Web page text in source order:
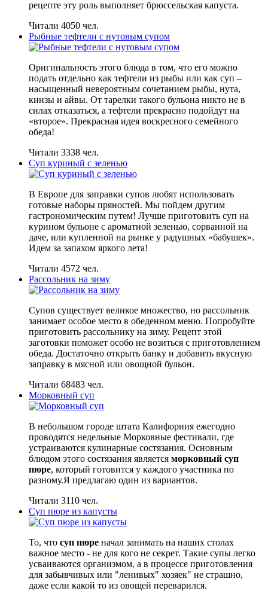
рецепте эту роль выполняет брюссельская капуста.
Читали 4050 чел.
Рыбные тефтели с нутовым супом
Оригинальность этого блюда в том, что его можно
подать отдельно как тефтели из рыбы или как суп –
насыщенный невероятным сочетанием рыбы, нута,
кинзы и айвы. От тарелки такого бульона никто не в
силах отказаться, а тефтели прекрасно подойдут на
«второе». Прекрасная идея воскресного семейного
обеда!
Читали 3338 чел.
Суп куриный с зеленью
В Европе для заправки супов любят использовать
готовые наборы пряностей. Мы пойдем другим
гастрономическим путем! Лучше приготовить суп на
курином бульоне с ароматной зеленью, сорванной на
даче, или купленной на рынке у радушных «бабушек».
Идем за запахом яркого лета!
Читали 4572 чел.
Рассольник на зиму
Супов существует великое множество, но рассольник
занимает особое место в обеденном меню. Попробуйте
приготовить рассольнику на зиму. Рецепт этой
заготовки поможет особо не возиться с приготовлением
обеда. Достаточно открыть банку и добавить вкусную
заправку в мясной или овощной бульон.
Читали 68483 чел.
Морковный суп
В небольшом городе штата Калифорния ежегодно
проводятся недельные Морковные фестивали, где
устраиваются кулинарные состязания. Основным
блюдом этого состязания является морковный суп
пюре, который готовится у каждого участника по
разному.Я предлагаю один из вариантов.
Читали 3110 чел.
Суп пюре из капусты
То, что суп пюре начал занимать на наших столах
важное место - не для кого не секрет. Такие супы легко
усваиваются организмом, а в процессе приготовления
для забывчивых или "ленивых" хозяек" не страшно,
даже если какой то из овощей переварился.